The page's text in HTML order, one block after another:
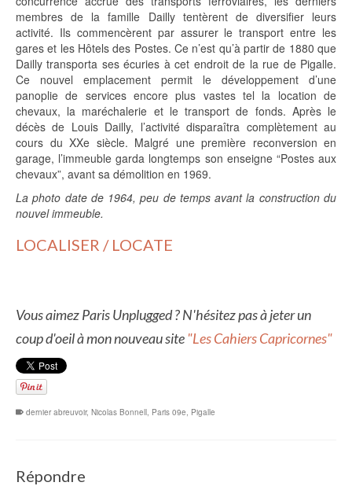
membres de la famille Dailly tentèrent de diversifier leurs
activité. Ils commencèrent par assurer le transport entre les
gares et les Hôtels des Postes. Ce n’est qu’à partir de 1880 que
Dailly transporta ses écuries à cet endroit de la rue de Pigalle.
Ce nouvel emplacement permit le développement d’une
panoplie de services encore plus vastes tel la location de
chevaux, la maréchalerie et le transport de fonds. Après le
décès de Louis Dailly, l’activité disparaîtra complètement au
cours du XXe siècle. Malgré une première reconversion en
garage, l’immeuble garda longtemps son enseigne “Postes aux
chevaux”, avant sa démolition en 1969.
La photo date de 1964, peu de temps avant la construction du
nouvel immeuble.
LOCALISER / LOCATE
Vous aimez Paris Unplugged ? N'hésitez pas à jeter un
coup d'oeil à mon nouveau site "Les Cahiers Capricornes"
dernier abreuvoir, Nicolas Bonnell Paris 09e Pigalle
Répondre